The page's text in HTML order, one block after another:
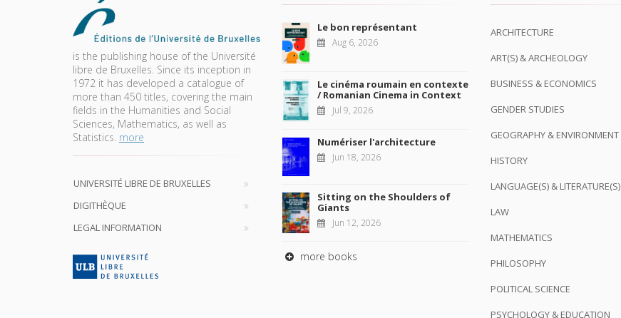
is the publishing house of the Université
libre de Bruxelles. Since its inception in
1972 it has developed a catalogue of
more than 450 titles, covering the main
fields in the Humanities and Social
Sciences, Mathematics, as well as
Statistics. more
UNIVERSITÉ LIBRE DE BRUXELLES
DIGITHÈQUE
LEGAL INFORMATION
Le bon représentant
Aug 6, 2026
Le cinéma roumain en contexte
/ Romanian Cinema in Context
Jul 9, 2026
Numériser l'architecture
Jun 18, 2026
Sitting on the Shoulders of
Giants
Jun 12, 2026
more books
ARCHITECTURE
ART(S) & ARCHEOLOGY
BUSINESS & ECONOMICS
GENDER STUDIES
GEOGRAPHY & ENVIRONMENT
HISTORY
LANGUAGE(S) & LITERATURE(S)
LAW
MATHEMATICS
PHILOSOPHY
POLITICAL SCIENCE
PSYCHOLOGY & EDUCATION